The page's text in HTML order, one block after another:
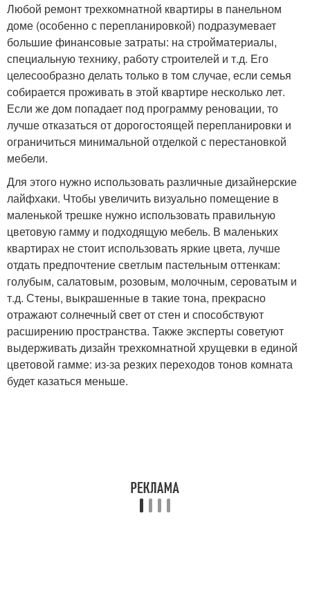
Любой ремонт трехкомнатной квартиры в панельном
доме (особенно с перепланировкой) подразумевает
большие финансовые затраты: на стройматериалы,
специальную технику, работу строителей и т.д. Его
целесообразно делать только в том случае, если семья
собирается проживать в этой квартире несколько лет.
Если же дом попадает под программу реновации, то
лучше отказаться от дорогостоящей перепланировки и
ограничиться минимальной отделкой с перестановкой
мебели.
Для этого нужно использовать различные дизайнерские
лайфхаки. Чтобы увеличить визуально помещение в
маленькой трешке нужно использовать правильную
цветовую гамму и подходящую мебель. В маленьких
квартирах не стоит использовать яркие цвета, лучше
отдать предпочтение светлым пастельным оттенкам:
голубым, салатовым, розовым, молочным, сероватым и
т.д. Стены, выкрашенные в такие тона, прекрасно
отражают солнечный свет от стен и способствуют
расширению пространства. Также эксперты советуют
выдерживать дизайн трехкомнатной хрущевки в единой
цветовой гамме: из-за резких переходов тонов комната
будет казаться меньше.